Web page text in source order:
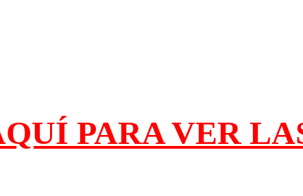
PARA VER